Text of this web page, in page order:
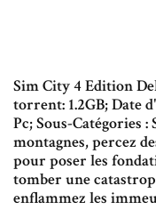
Sim City 4 Edition
torrent: 1.2GB; Date
Pc; Sous-Catégories
montagnes, percez
pour poser les
tomber une
enflammez les